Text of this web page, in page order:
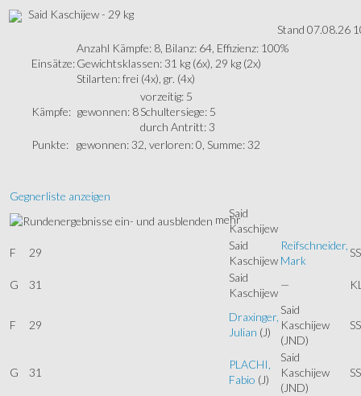
Said Kaschijew - 29 kg
Stand 07.08.26
Einsätze:
Anzahl Kämpfe: 8, Bilanz: 64, Effizienz: 100%
Gewichtsklassen: 31 kg (6x), 29 kg (2x)
Stilarten: frei (4x), gr. (4x)
Kämpfe: gewonnen: 8
vorzeitig: 5
Schultersiege: 5
durch Antritt: 3
Punkte: gewonnen: 32, verloren: 0, Summe: 32
Gegnerliste anzeigen
mehr
Said
Kaschijew
F
29
Said
Kaschijew
Reifschneider,
Mark
SS
G 31
Said
Kaschijew
—
F 29
Draxinger,
Julian (J)
Said
Kaschijew
(JND)
SS
G 31
PLACHI,
Fabio (J)
Said
Kaschijew
(JND)
SS